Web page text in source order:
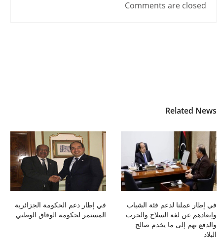
Comments are closed
Related News
في إطار دعم الحكومة الجزائرية
المستمر لحكومة الوفاق الوطني
في إطار عملنا لدعم فئة الشباب
وإبعادهم عن لغة السلاح والحرب
والدفع بهم إلى ما يخدم صالح
البلاد